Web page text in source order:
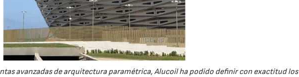
avanzadas de arquitectura paramétrica, Alucoil ha podido definir con exactitud los